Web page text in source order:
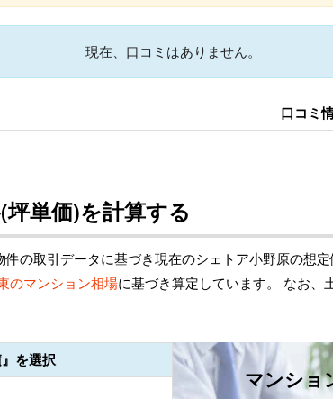
現在、口コミはありません。
口コミ
単価)を計算する
の取引データに基づき現在のシェトア小野原の想
のマンション相場に基づき算定しています。 なお、
を選択
マンショ